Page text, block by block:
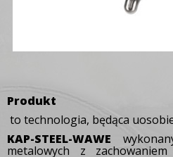
Produkt
to technologia, będąca
KAP-STEEL-WAWE
metalowych z